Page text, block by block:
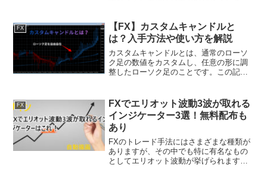
エントリー、利確、損切りの判断材料と
して使われます。しかし...
FX
【FX】カスタムキャンドルと
は？入手方法や使い方を解説
カスタムキャンドルとは、通常のローソ
ク足の数値をカスタムし、任意の形に調
整したローソク足のことです。この記事
いのか解説します。カスタムキャンドル
とは？カスタムキャンドル...
FX
FXでエリオット波動3波が取れる
インジケーター3選！無料配布も
あり
FXのトレード手法にはさまざまな種類が
ありますが、その中でも特に有名なもの
としてエリオット波動が挙げられます。